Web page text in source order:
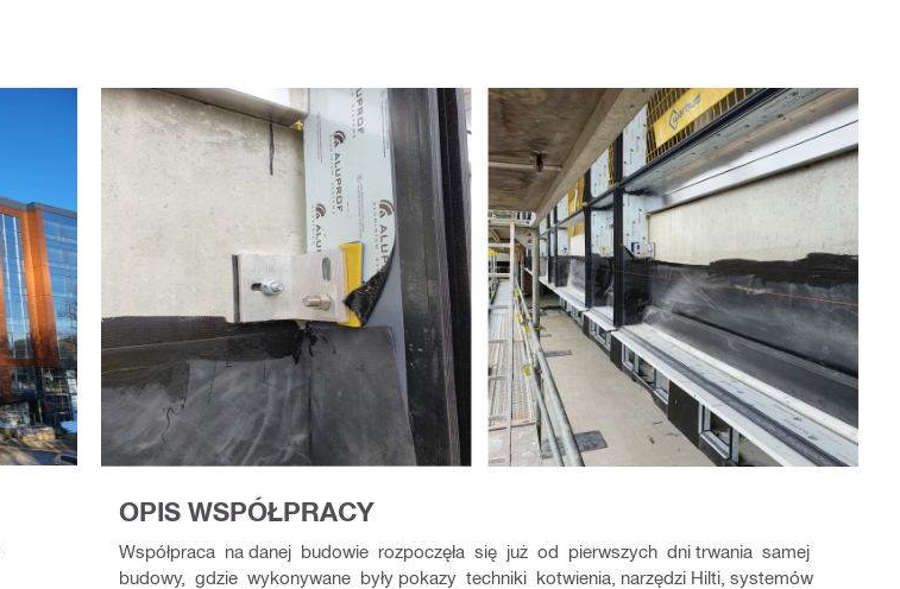
OPIS WSPÓŁPRACY
Współpraca na danej budowie rozpoczęła się już od pierwszych dni trwania samej
budowy, gdzie wykonywane były pokazy techniki kotwienia, narzędzi Hilti, systemów